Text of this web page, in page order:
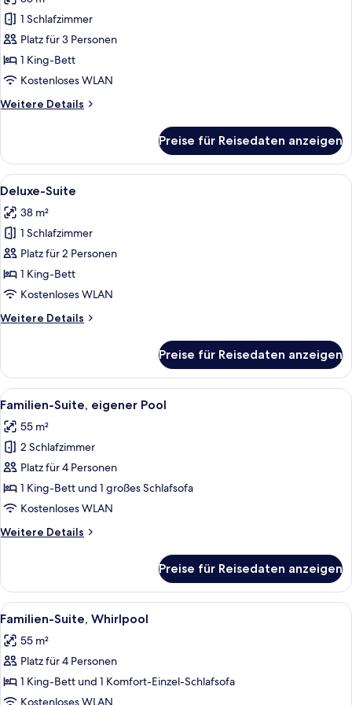
für
Honeymoon-
Suite
anzeigen
1 Schlafzimmer
Platz für 3 Personen
1 King-Bett
Kostenloses WLAN
Weitere Details
Weitere
Suite
Preise für Reisedaten anzeigen
Alle
Fotos
für
Deluxe-
Suite
anzeigen
Ein Hotelzimmer mit einem Bett,
12
Deluxe-Suite
38 m²
1 Schlafzimmer
Platz für 2 Personen
1 King-Bett
Kostenloses WLAN
Weitere Details
Weitere
Suite
Preise für Reisedaten anzeigen
Alle
Fotos
für
Familien-
Suite,
eigener
Pool
Ein ordentlich bezogenes Bett mit
23
Familien-Suite, eigener Pool
55 m²
2 Schlafzimmer
Platz für 4 Personen
1 King-Bett und 1 großes Schlafsofa
Kostenloses WLAN
Weitere Details
Weitere
Suite,
eigener
Pool
Preise für Reisedaten anzeigen
Alle
Fotos
für
Familien-
Suite,
Whirlpool
Ein Hotelzimmer mit Bett,
13
Familien-Suite, Whirlpool
55 m²
Platz für 4 Personen
1 King-Bett und 1 Komfort-Einzel-Schlafsofa
Kostenloses WLAN